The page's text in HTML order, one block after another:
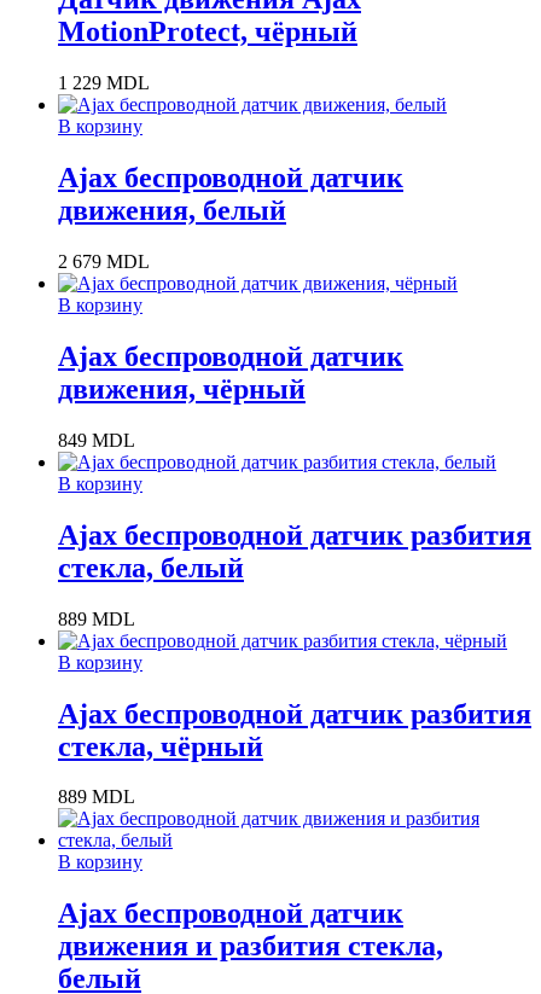
MotionProtect, чёрный
1 229 MDL
В корзину
Ajax беспроводной датчик
движения, белый
2 679 MDL
В корзину
Ajax беспроводной датчик
движения, чёрный
849 MDL
В корзину
Ajax беспроводной датчик разбития
стекла, белый
889 MDL
В корзину
Ajax беспроводной датчик разбития
стекла, чёрный
889 MDL
В корзину
Ajax беспроводной датчик
движения и разбития стекла,
белый